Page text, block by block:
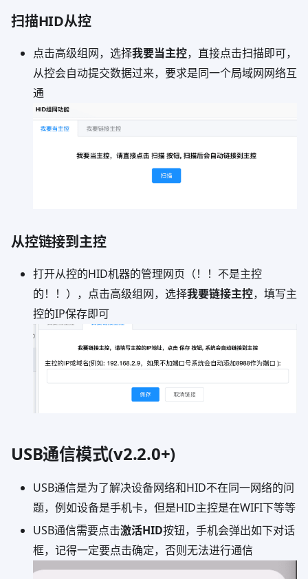
扫描HID从控
点击高级组网，选择我要当主控，直接点击扫描即可，
从控会自动提交数据过来，要求是同一个局域网网络互
通
从控链接到主控
打开从控的HID机器的管理网页（！！不是主控
的！！），点击高级组网，选择我要链接主控，填写主
控的IP保存即可
USB通信模式(v2.2.0+)
USB通信是为了解决设备网络和HID不在同一网络的问
题，例如设备是手机卡，但是HID主控是在WIFI下等等
USB通信需要点击激活HID按钮，手机会弹出如下对话
框，记得一定要点击确定，否则无法进行通信